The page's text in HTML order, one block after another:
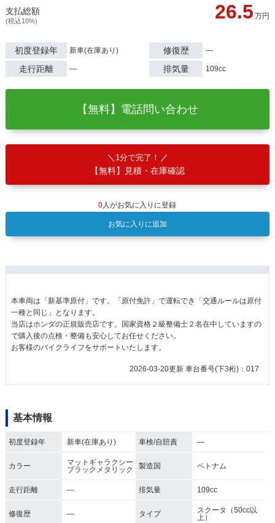
支払総額
(税込10%) 26.5 万円
初度登録年 新車(在庫あり) 修復歴 ―
走行距離 ― 排気量 109cc
【無料】電話問い合わせ
1分で完了！
【無料】見積・在庫確認
0人がお気に入りに登録
お気に入りに追加
本車両は「新基準原付」です。「原付免許」で運転でき「交通ルールは原付
一種と同じ」となります。
当店はホンダの正規販売店です。国家資格２級整備士２名在中していますの
で購入後の点検・整備も安心してお任せください。
お客様のバイクライフをサポートいたします。
2026-03-20更新 車台番号(下3桁)：017
基本情報
初度登録年 新車(在庫あり) 車検/自賠責 ―
カラー
マットギャラクシー
ブラックメタリック
製造国 ベトナム
走行距離 ― 排気量 109cc
修復歴 ― タイプ
スクータ（50cc以
上）